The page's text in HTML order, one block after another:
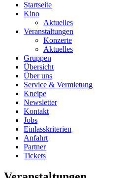
Startseite
Kino
Aktuelles
Veranstaltungen
Konzerte
Aktuelles
Gruppen
Übersicht
Über uns
Service & Vermietung
Kneipe
Newsletter
Kontakt
Jobs
Einlasskriterien
Anfahrt
Partner
Tickets